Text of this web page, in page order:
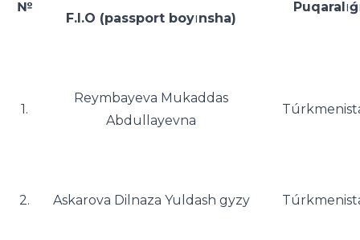
№
F.I.O (passport boyınsha)
Puqaralıǵ
1.
Reymbayeva Mukaddas
Abdullayevna
2. Askarova Dilnaza Yuldash gyzy